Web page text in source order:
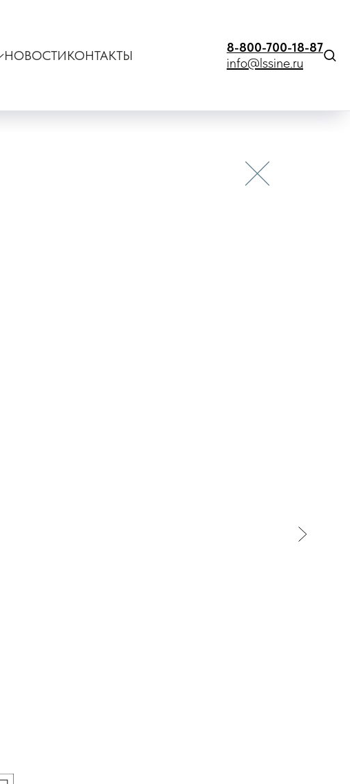
НОВОСТИКОНТАКТЫ
8-800-700-18-87
info@lssine.ru